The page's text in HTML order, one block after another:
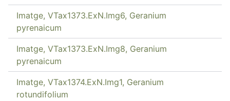
Imatge, VTax1373.ExN.Img6, Geranium
pyrenaicum
Imatge, VTax1373.ExN.Img8, Geranium
pyrenaicum
Imatge, VTax1374.ExN.Img1, Geranium
rotundifolium